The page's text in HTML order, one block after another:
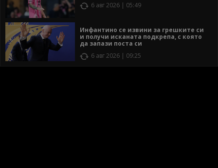
6 авг 2026 | 05:49
Инфантино се извини за грешките си
и получи исканата подкрепа, с която
да запази поста си
6 авг 2026 | 09:25